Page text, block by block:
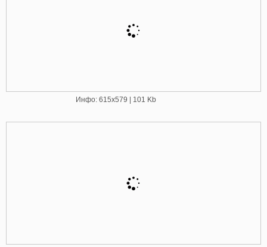
Инфо: 615х579 | 101 Kb